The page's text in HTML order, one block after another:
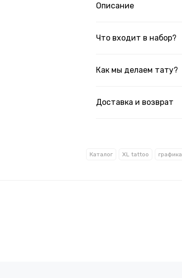
Описание
Что входит в набор?
Как мы делаем тату?
Доставка и возврат
Каталог XL tattoo графика